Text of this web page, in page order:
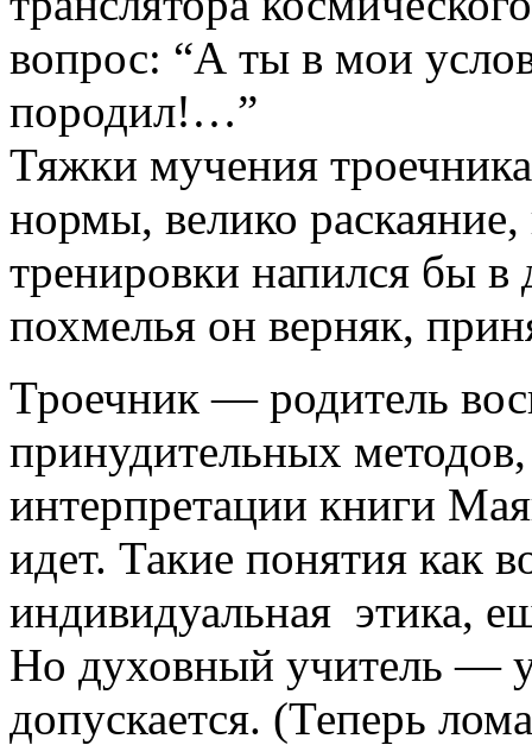
вопрос: “А ты в мои
породил!…”
Тяжки мучения
нормы, велико
тренировки напился бы
похмелья он верняк,
Троечник — родитель
принудительных
интерпретации книги
идет. Такие понятия как
индивидуальная этика,
Но духовный учитель —
допускается. (Теперь